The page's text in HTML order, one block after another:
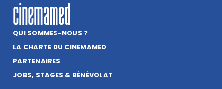
cinemamed
QUI SOMMES-NOUS ?
LA CHARTE DU CINEMAMED
PARTENAIRES
JOBS, STAGES & BÉNÉVOLAT